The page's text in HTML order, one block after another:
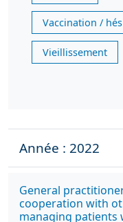
Vaccination /
Vieillissement
Année : 2022
General
cooperation with
managing